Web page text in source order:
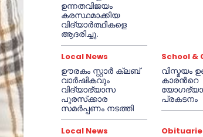
ഉന്നതവിജയം
കരസ്ഥമാക്കിയ
വിദ്യാർത്ഥികളെ
ആദരിച്ചു.
Local News
ഊരകം സ്റ്റാർ ക്ലബ്
വാർഷികവും
വിദ്യാഭ്യാസ
പുരസ്‌ക്കാര
സമർപ്പണം നടത്തി
School &
വിസ്മയം
കാരൻറെ
പ്രകടനം
Local News